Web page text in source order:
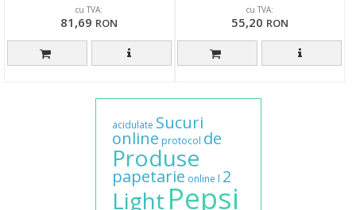
cu TVA:
81,69 RON
cu TVA:
55,20 RON
acidulate Sucuri
online protocol de
Produse
papetarie online l 2
Light Pepsi